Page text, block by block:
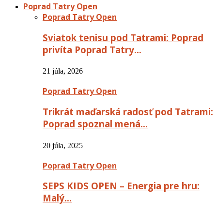
Poprad Tatry Open
Poprad Tatry Open
Sviatok tenisu pod Tatrami: Poprad
privíta Poprad Tatry…
21 júla, 2026
Poprad Tatry Open
Trikrát maďarská radosť pod Tatrami:
Poprad spoznal mená…
20 júla, 2025
Poprad Tatry Open
SEPS KIDS OPEN – Energia pre hru:
Malý…